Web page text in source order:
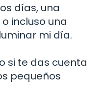
días, una
incluso una
mi día.
si te das cuenta
pequeños